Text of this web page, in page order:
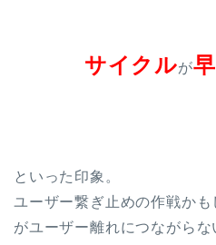
サイクルが早
といった印象。
ユーザー繋ぎ止めの作戦か
がユーザー離れにつながらな